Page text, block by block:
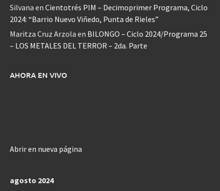
Silvana en Cientotrés PIM – Decimoprimer Programa, Ciclo
2024: “Barrio Nuevo Viñedo, Punta de Rieles”
Maritza Cruz Arzola en BILONGO – Ciclo 2024/Programa 25
– LOS METALES DEL TERROR – 2da. Parte
AHORA EN VIVO
Abrir en nueva página
agosto 2024